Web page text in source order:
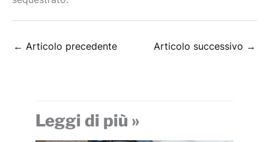
← Articolo precedente Articolo successivo →
Leggi di più »